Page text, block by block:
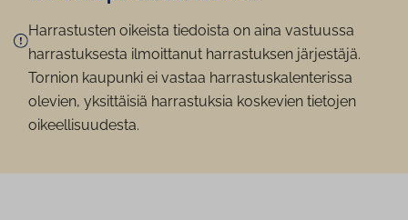
Harrastusten oikeista tiedoista on aina vastuussa
harrastuksesta ilmoittanut harrastuksen järjestäjä.
Tornion kaupunki ei vastaa harrastuskalenterissa
olevien, yksittäisiä harrastuksia koskevien tietojen
oikeellisuudesta.